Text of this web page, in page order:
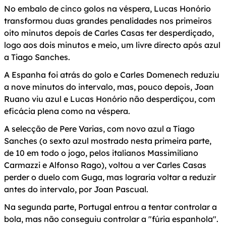
No embalo de cinco golos na véspera, Lucas Honório
transformou duas grandes penalidades nos primeiros
oito minutos depois de Carles Casas ter desperdiçado,
logo aos dois minutos e meio, um livre directo após azul
a Tiago Sanches.
A Espanha foi atrás do golo e Carles Domenech reduziu
a nove minutos do intervalo, mas, pouco depois, Joan
Ruano viu azul e Lucas Honório não desperdiçou, com
eficácia plena como na véspera.
A selecção de Pere Varias, com novo azul a Tiago
Sanches (o sexto azul mostrado nesta primeira parte,
de 10 em todo o jogo, pelos italianos Massimiliano
Carmazzi e Alfonso Rago), voltou a ver Carles Casas
perder o duelo com Guga, mas lograria voltar a reduzir
antes do intervalo, por Joan Pascual.
Na segunda parte, Portugal entrou a tentar controlar a
bola, mas não conseguiu controlar a "fúria espanhola".